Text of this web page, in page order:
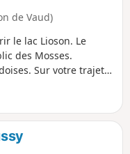
de Vaud)
le lac Lioson. Le
des Mosses.
Sur votre trajet